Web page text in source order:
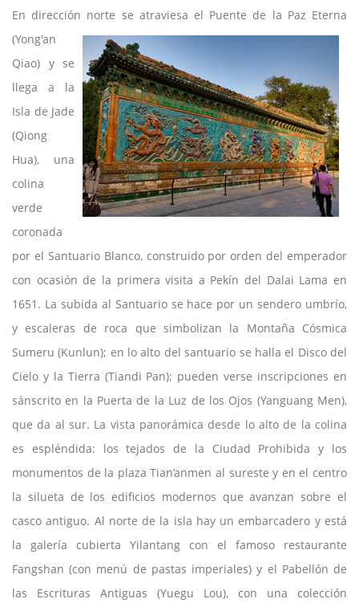
En dirección norte se atraviesa el Puente de la Paz Eterna
(Yong'an
Qiao) y se
llega a la
Isla de Jade
(Qiong
Hua), una
colina
verde
coronada
por el Santuario Blanco, construido por orden del emperador
con ocasión de la primera visita a Pekín del Dalai Lama en
1651. La subida al Santuario se hace por un sendero umbrío,
y escaleras de roca que simbolizan la Montaña Cósmica
Sumeru (Kunlun); en lo alto del santuario se halla el Disco del
Cielo y la Tierra (Tiandi Pan); pueden verse inscripciones en
sánscrito en la Puerta de la Luz de los Ojos (Yanguang Men),
que da al sur. La vista panorámica desde lo alto de la colina
es espléndida: los tejados de la Ciudad Prohibida y los
monumentos de la plaza Tian’anmen al sureste y en el centro
la silueta de los edificios modernos que avanzan sobre el
casco antiguo. Al norte de la isla hay un embarcadero y está
la galería cubierta Yilantang con el famoso restaurante
Fangshan (con menú de pastas imperiales) y el Pabellón de
las Escrituras Antiguas (Yuegu Lou), con una colección